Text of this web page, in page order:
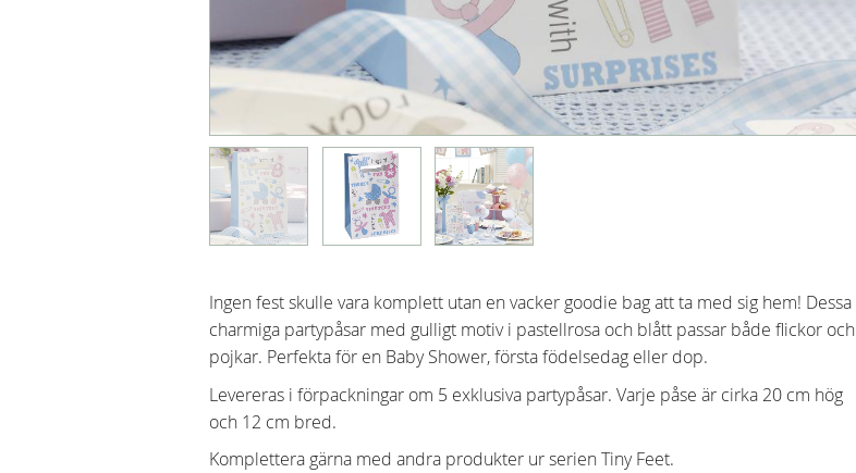
Ingen fest skulle vara komplett utan en vacker goodie bag att ta med sig hem! Dessa
charmiga partypåsar med gulligt motiv i pastellrosa och blått passar både flickor och
pojkar. Perfekta för en Baby Shower, första födelsedag eller dop.
Levereras i förpackningar om 5 exklusiva partypåsar. Varje påse är cirka 20 cm hög
och 12 cm bred.
Komplettera gärna med andra produkter ur serien Tiny Feet.